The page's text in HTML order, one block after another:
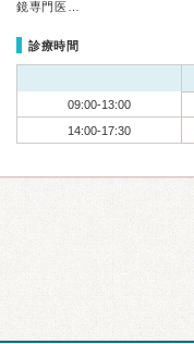
鏡専門医…
診療時間
09:00-13:00
14:00-17:30